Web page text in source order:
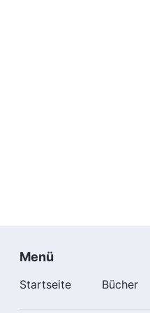
Menü
Startseite Bücher